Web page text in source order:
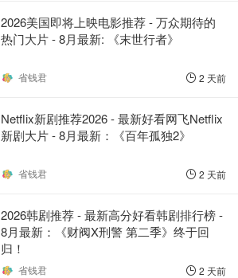
2026美国即将上映电影推荐 - 万众期待的
热门大片 - 8月最新: 《末世行者》
省钱君 2 天前
Netflix新剧推荐2026 - 最新好看网飞Netflix
新剧大片 - 8月最新：《​​百年孤独2》
省钱君 2 天前
2026韩剧推荐 - 最新高分好看韩剧排行榜 -
8月最新：《财阀X刑警 第二季》终于回
归！
省钱君 2 天前